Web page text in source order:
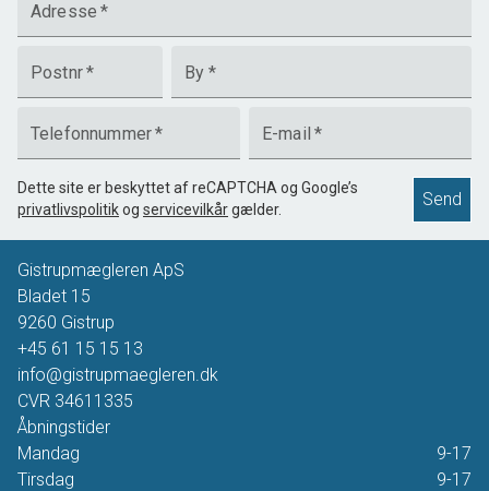
Adresse *
Postnr* By *
Telefonnummer* E-mail *
Dette site er beskyttet af reCAPTCHA og Google’s
privatlivspolitikog servicevilkårgælder. Send
Gistrupmægleren ApS
Bladet 15
9260 Gistrup
+45 61 15 15 13
info@gistrupmaegleren.dk
CVR 34611335
Åbningstider
Mandag
9-17
Tirsdag
9-17